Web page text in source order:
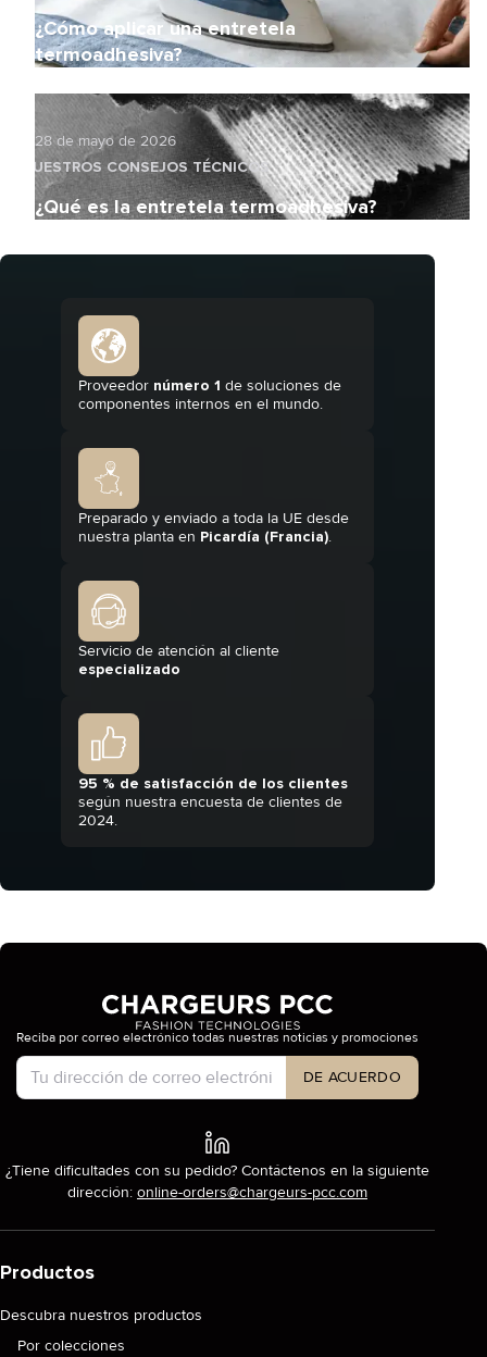
¿Cómo aplicar una entretela
termoadhesiva?
28 de mayo de 2026
NUESTROS CONSEJOS TÉCNICOS
¿Qué es la entretela termoadhesiva?
Proveedor número 1 de soluciones de
componentes internos en el mundo.
Preparado y enviado a toda la UE desde
nuestra planta en Picardía (Francia).
Servicio de atención al cliente
especializado
95 % de satisfacción de los clientes
según nuestra encuesta de clientes de
2024.
Tipo de cuenta
Reciba por correo electrónico todas nuestras noticias y promociones
DE ACUERDO
¿Tiene dificultades con su pedido? Contáctenos en la siguiente
dirección: online-orders@chargeurs-pcc.com
Productos
Descubra nuestros productos
Por colecciones